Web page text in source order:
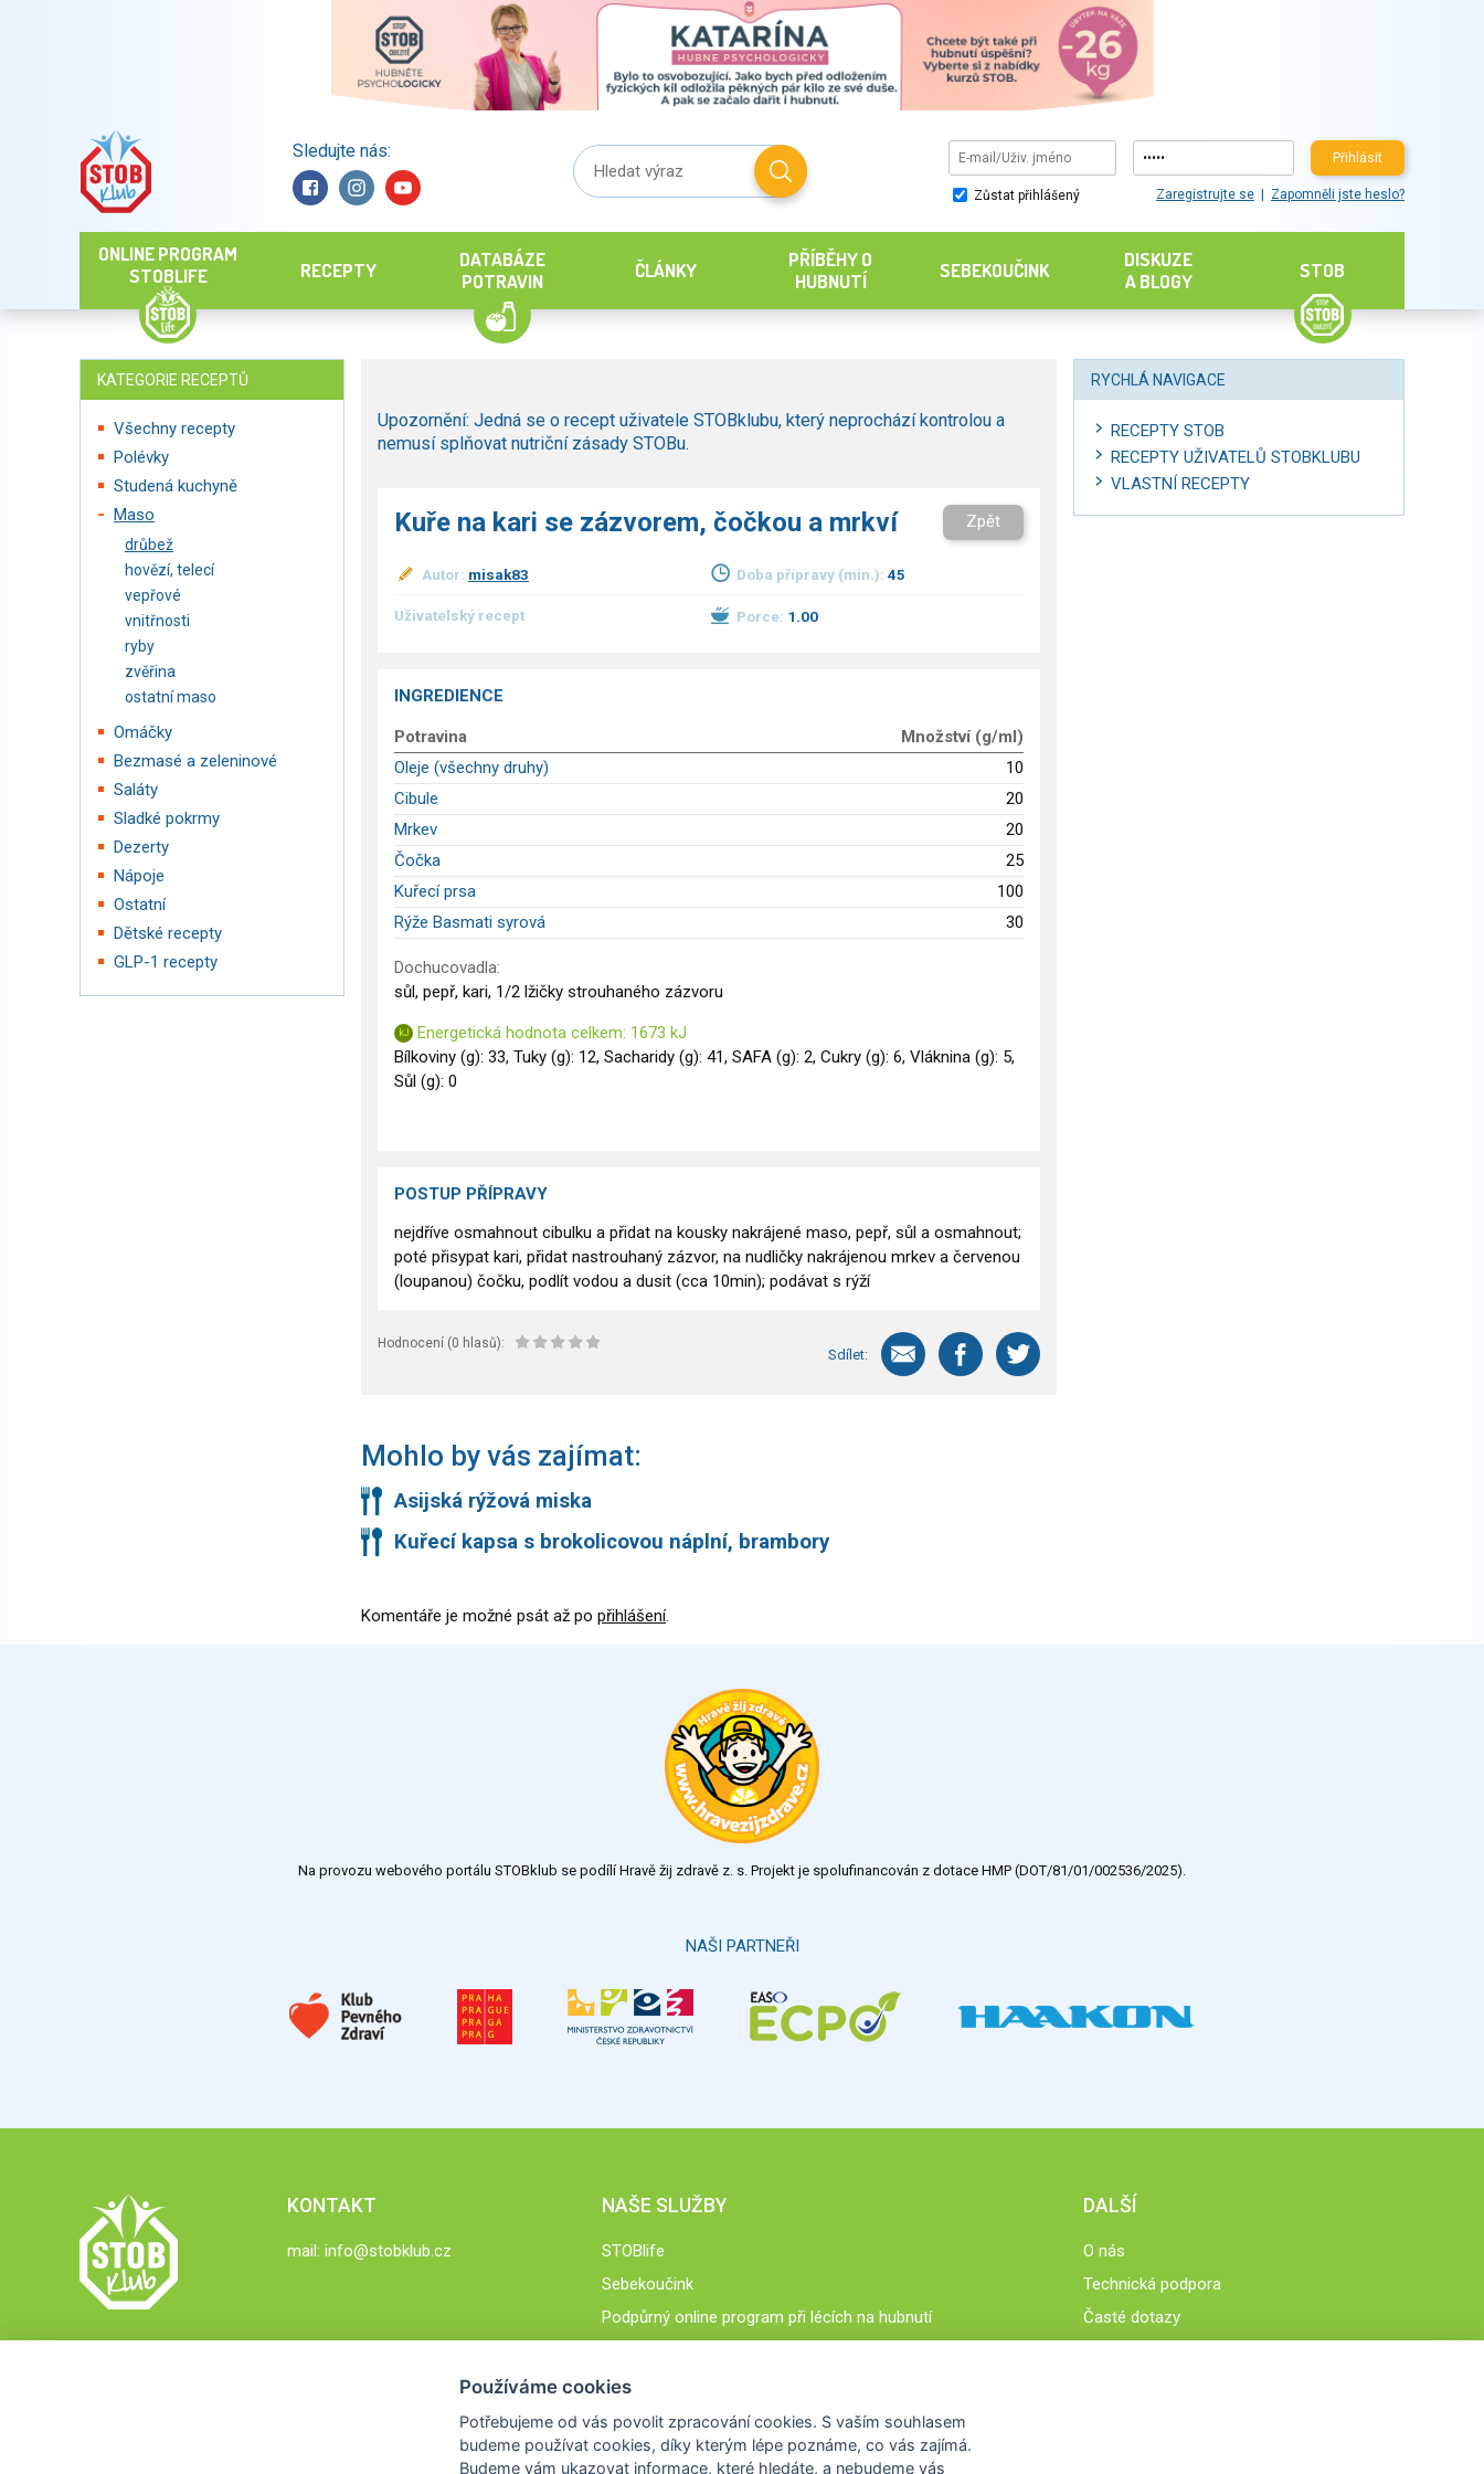
Sledujte nás: Přihlásit
Zůstat přihlášený Zaregistrujte se Zapomněli jste heslo?
ONLINE PROGRAM
STOBLIFE
RECEPTY
DATABÁZE
POTRAVIN
ČLÁNKY
PŘÍBĚHY O
HUBNUTÍ
SEBEKOUČINK
DISKUZE
A BLOGY
STOB
KATEGORIE RECEPTŮ
Všechny recepty
Polévky
Studená kuchyně
Maso
drůbež
hovězí, telecí
vepřové
vnitřnosti
ryby
zvěřina
ostatní maso
Omáčky
Bezmasé a zeleninové
Saláty
Sladké pokrmy
Dezerty
Nápoje
Ostatní
Dětské recepty
GLP-1 recepty
Upozornění: Jedná se o recept uživatele STOBklubu, který neprochází kontrolou a
nemusí splňovat nutriční zásady STOBu.
Kuře na kari se zázvorem, čočkou a mrkví Zpět
Autor: misak83 Doba přípravy (min.): 45
Uživatelský recept Porce: 1.00
INGREDIENCE
Potravina
Množství (g/ml)
Oleje (všechny druhy)
10
Cibule
20
Mrkev
20
Čočka
25
Kuřecí prsa
100
Rýže Basmati syrová
30
Dochucovadla:
sůl, pepř, kari, 1/2 lžičky strouhaného zázvoru
Energetická hodnota celkem: 1673 kJ
Bílkoviny (g): 33, Tuky (g): 12, Sacharidy (g): 41, SAFA (g): 2, Cukry (g): 6, Vláknina (g): 5,
Sůl (g): 0
POSTUP PŘÍPRAVY
nejdříve osmahnout cibulku a přidat na kousky nakrájené maso, pepř, sůl a osmahnout;
poté přisypat kari, přidat nastrouhaný zázvor, na nudličky nakrájenou mrkev a červenou
(loupanou) čočku, podlít vodou a dusit (cca 10min); podávat s rýží
Hodnocení (0 hlasů):
Sdílet:
Mohlo by vás zajímat:
Asijská rýžová miska
Kuřecí kapsa s brokolicovou náplní, brambory
Komentáře je možné psát až po přihlášení.
RYCHLÁ NAVIGACE
RECEPTY STOB
RECEPTY UŽIVATELŮ STOBKLUBU
VLASTNÍ RECEPTY
Na provozu webového portálu STOBklub se podílí Hravě žij zdravě z. s. Projekt je spolufinancován z dotace HMP (DOT/81/01/002536/2025).
NAŠI PARTNEŘI
KONTAKT
mail: info@stobklub.cz
NAŠE SLUŽBY
STOBlife
Sebekoučink
Podpůrný online program při lécích na hubnutí
DALŠÍ
O nás
Technická podpora
Časté dotazy
Používáme cookies
Potřebujeme od vás povolit zpracování cookies. S vaším souhlasem
budeme používat cookies, díky kterým lépe poznáme, co vás zajímá.
Budeme vám ukazovat informace, které hledáte, a nebudeme vás